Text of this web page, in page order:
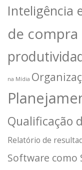
Inteligência
de
na Mídia
Qualificação
Relatório de
Software como